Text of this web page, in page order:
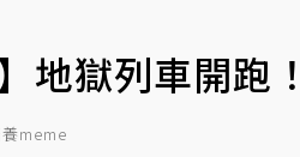
地獄列車開
meme